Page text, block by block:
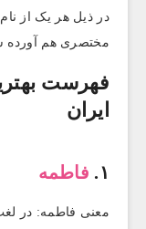
در ذیل هر یک از
مختصری هم
فهرست
ایران
۱. فاطمه
معنی فاطمه: در